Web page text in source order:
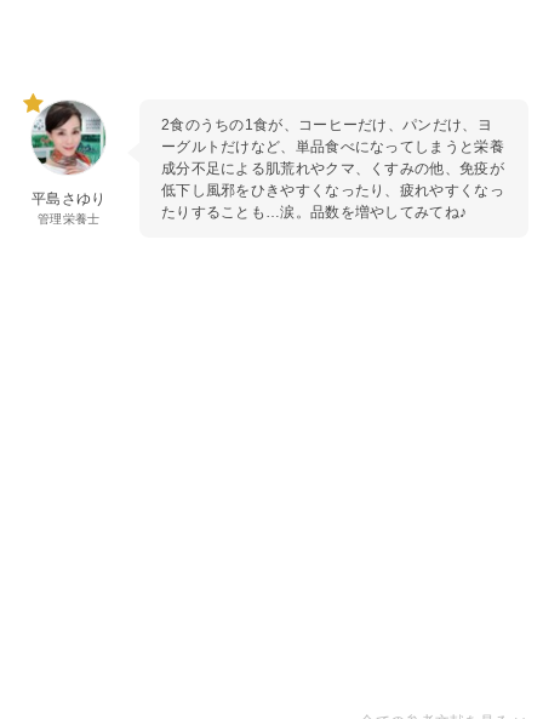
平島さゆり
管理栄養士
2食のうちの1食が、コーヒーだけ、パンだけ、ヨ
ーグルトだけなど、単品食べになってしまうと栄養
成分不足による肌荒れやクマ、くすみの他、免疫が
低下し風邪をひきやすくなったり、疲れやすくなっ
たりすることも…涙。品数を増やしてみてね♪